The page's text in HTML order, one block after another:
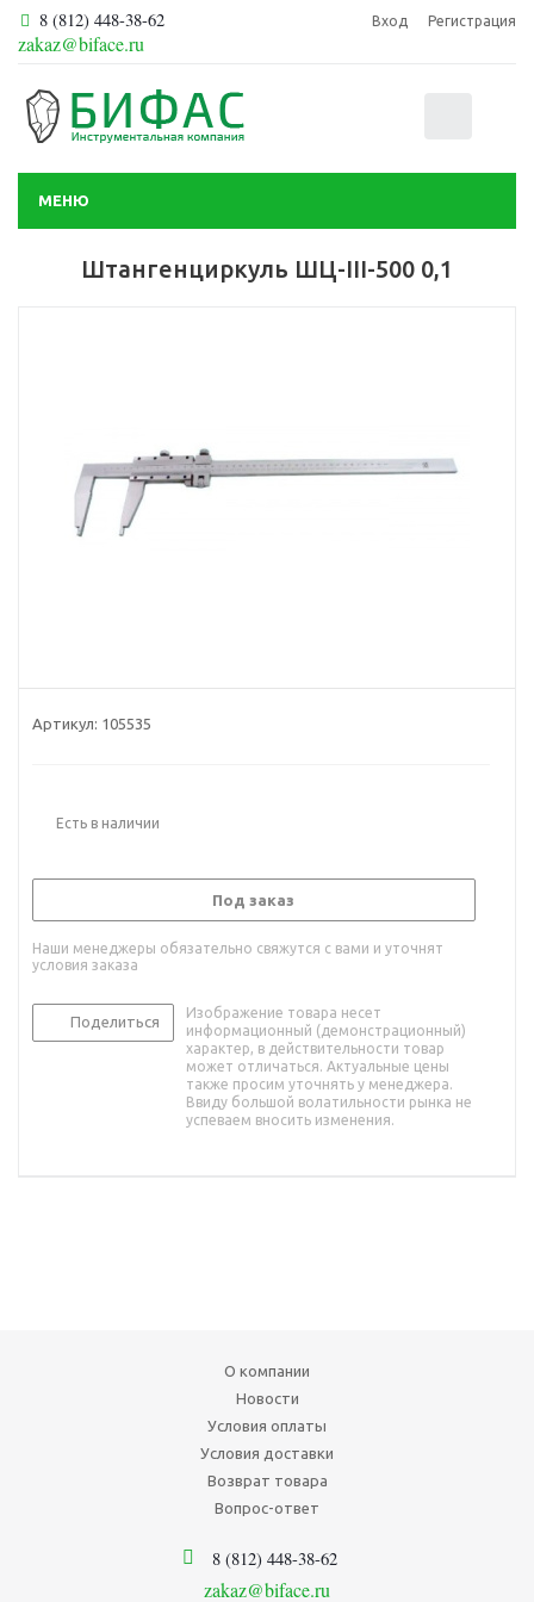
8 (812) 448-38-62
zakaz@biface.ru
Вход Регистрация
МЕНЮ
Штангенциркуль ШЦ-III-500 0,1
Артикул: 105535
Есть в наличии
Под заказ
Наши менеджеры обязательно свяжутся с вами и уточнят
условия заказа
Поделиться
Изображение товара несет
информационный (демонстрационный)
характер, в действительности товар
может отличаться. Актуальные цены
также просим уточнять у менеджера.
Ввиду большой волатильности рынка не
успеваем вносить изменения.
О компании
Новости
Условия оплаты
Условия доставки
Возврат товара
Вопрос-ответ
8 (812) 448-38-62
zakaz@biface.ru